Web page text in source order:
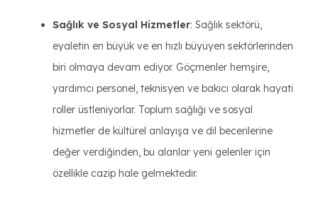
Sağlık ve Sosyal Hizmetler: Sağlık sektörü,
eyaletin en büyük ve en hızlı büyüyen sektörlerinden
biri olmaya devam ediyor. Göçmenler hemşire,
yardımcı personel, teknisyen ve bakıcı olarak hayati
roller üstleniyorlar. Toplum sağlığı ve sosyal
hizmetler de kültürel anlayışa ve dil becerilerine
değer verdiğinden, bu alanlar yeni gelenler için
özellikle cazip hale gelmektedir.